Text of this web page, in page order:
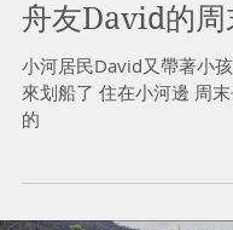
舟友David的周
小河居民David又帶著小
來划船了 住在小河邊 周末去划划
的